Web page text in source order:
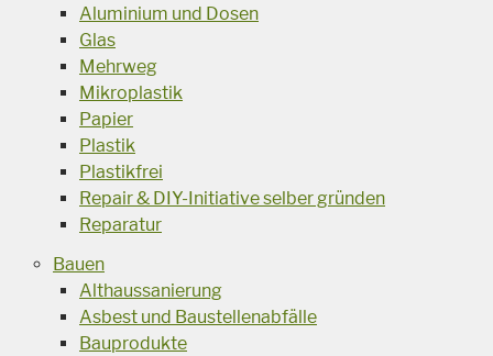
Aluminium und Dosen
Glas
Mehrweg
Mikroplastik
Papier
Plastik
Plastikfrei
Repair & DIY-Initiative selber gründen
Reparatur
Bauen
Althaussanierung
Asbest und Baustellenabfälle
Bauprodukte